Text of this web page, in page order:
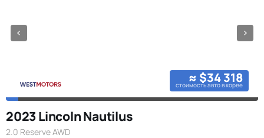
≈ $34 318
стоимость авто в корее
2023 Lincoln Nautilus
2.0 Reserve AWD